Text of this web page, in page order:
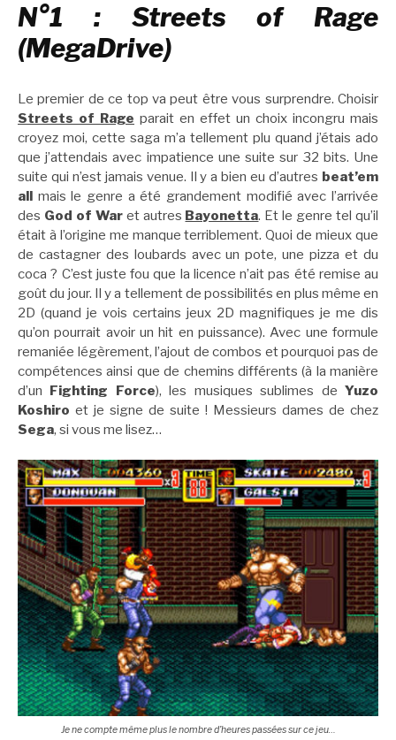
N°1 : Streets of Rage
(MegaDrive)
Le premier de ce top va peut être vous surprendre. Choisir
Streets of Rage parait en effet un choix incongru mais
croyez moi, cette saga m’a tellement plu quand j’étais ado
que j’attendais avec impatience une suite sur 32 bits. Une
suite qui n’est jamais venue. Il y a bien eu d’autres beat’em
all mais le genre a été grandement modifié avec l’arrivée
des God of War et autres Bayonetta. Et le genre tel qu’il
était à l’origine me manque terriblement. Quoi de mieux que
de castagner des loubards avec un pote, une pizza et du
coca ? C’est juste fou que la licence n’ait pas été remise au
goût du jour. Il y a tellement de possibilités en plus même en
2D (quand je vois certains jeux 2D magnifiques je me dis
qu’on pourrait avoir un hit en puissance). Avec une formule
remaniée légèrement, l’ajout de combos et pourquoi pas de
compétences ainsi que de chemins différents (à la manière
d’un Fighting Force), les musiques sublimes deYuzo
Koshiro et je signe de suite ! Messieurs dames de chez
Sega, si vous me lisez…
Je ne compte même plus le nombre d’heures passées sur ce jeu…